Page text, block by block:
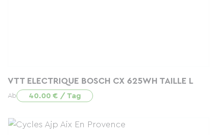
VTT ELECTRIQUE BOSCH CX 625WH TAILLE L
Ab 40.00 € / Tag